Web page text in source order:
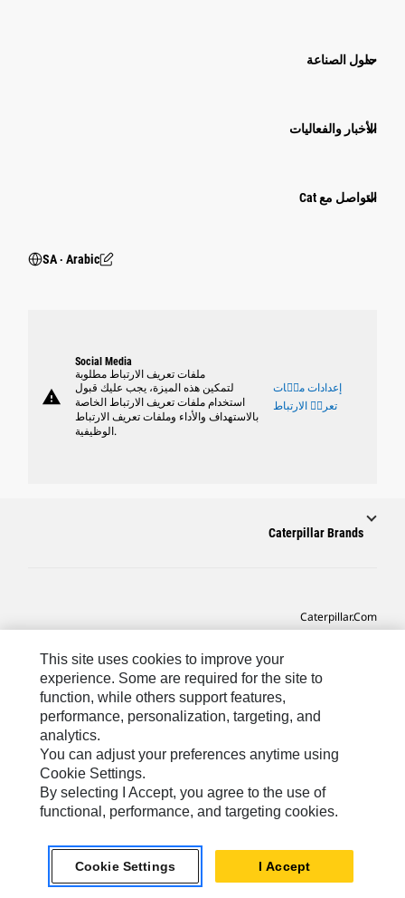
حلول الصناعة
الأخبار والفعاليات
التواصل مع Cat
SA ‧ Arabic
warning
Social Media
ملفات تعريف الارتباط مطلوبة
لتمكين هذه الميزة، يجب عليك قبول
استخدام ملفات تعريف الارتباط الخاصة
بالاستهداف والأداء وملفات تعريف الارتباط
الوظيفية.
إعدادات ملٝات
تعريٝ الارتباط
Caterpillar Brands
Caterpillar.com
تفضيلات التسويق الخاصة بي
SA-Arabic© 2026 Caterpillar. كل الحقوق محفوظة
This site uses cookies to improve your
experience. Some are required for the site to
function, while others support features,
performance, personalization, targeting, and
analytics.
You can adjust your preferences anytime using
Cookie Settings.
By selecting I Accept, you agree to the use of
functional, performance, and targeting cookies.
Cookie Settings I Accept